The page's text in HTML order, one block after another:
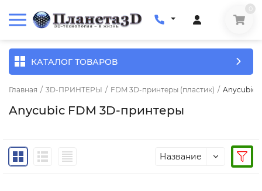
КАТАЛОГ ТОВАРОВ
Главная / 3D-ПРИНТЕРЫ / FDM 3D-принтеры (пластик) / Anycubic
Anycubic FDM 3D-принтеры
Название